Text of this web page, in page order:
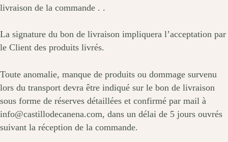
livraison de la commande . .
La signature du bon de livraison impliquera l’acceptation par
le Client des produits livrés.
Toute anomalie, manque de produits ou dommage survenu
lors du transport devra être indiqué sur le bon de livraison
sous forme de réserves détaillées et confirmé par mail à
info@castillodecanena.com, dans un délai de 5 jours ouvrés
suivant la réception de la commande.